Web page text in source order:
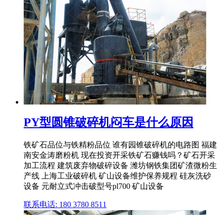
PY型圆锥破碎机闷车是什么原因
铁矿石品位与铁精粉品位 谁有园锥破碎机的电路图 福建
南安金涛磨粉机 现在投资开采铁矿石赚钱吗？矿石开采
加工流程 建筑废弃物破碎设备 潍坊钢铁集团矿渣微粉生
产线 上海工业破碎机 矿山设备维护保养规程 硅灰洗砂
设备 元耐立式冲击破型号pl700 矿山设备
联系电话: 180 3780 8511